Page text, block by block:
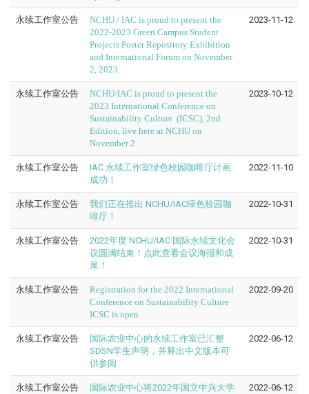
永续工作室公告
NCHU / IAC is proud to present the
2022-2023 Green Campus Student
Projects Poster Repository Exhibition
and International Forum on November
2, 2023.
2023-11-12
永续工作室公告
NCHU/IAC is proud to present the
2023 International Conference on
Sustainability Culture (ICSC), 2nd
Edition, live here at NCHU on
November 2.
2023-10-12
永续工作室公告
IAC 永续工作室绿色校园咖啡厅计画
成功！
2022-11-10
永续工作室公告
我们正在推出 NCHU/IAC绿色校园咖
啡厅！
2022-10-31
永续工作室公告
2022年度 NCHU/IAC 国际永续文化会
议圆满结束！点此查看会议海报和成
果！
2022-10-31
永续工作室公告
Registration for the 2022 International
Conference on Sustainability Culture
ICSC is open
2022-09-20
永续工作室公告
国际农业中心的永续工作室已汇整
SDSN学生声明，并释出中文版本可
供参阅
2022-06-12
永续工作室公告
国际农业中心将2022年国立中兴大学
2022-06-12